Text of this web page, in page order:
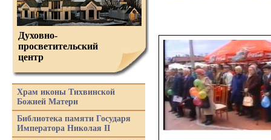
Духовно-
просветительский
центр
Храм иконы Тихвинской
Божией Матери
Библиотека памяти Государя
Императора Николая II